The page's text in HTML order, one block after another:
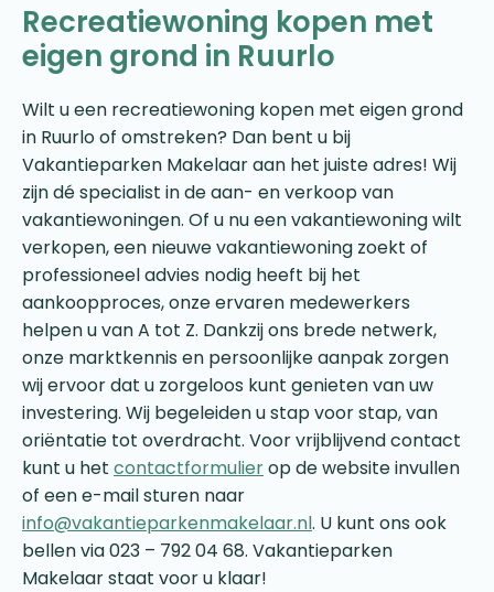
Recreatiewoning kopen met
eigen grond in Ruurlo
Wilt u een recreatiewoning kopen met eigen grond
in Ruurlo of omstreken? Dan bent u bij
Vakantieparken Makelaar aan het juiste adres! Wij
zijn dé specialist in de aan- en verkoop van
vakantiewoningen. Of u nu een vakantiewoning wilt
verkopen, een nieuwe vakantiewoning zoekt of
professioneel advies nodig heeft bij het
aankoopproces, onze ervaren medewerkers
helpen u van A tot Z. Dankzij ons brede netwerk,
onze marktkennis en persoonlijke aanpak zorgen
wij ervoor dat u zorgeloos kunt genieten van uw
investering. Wij begeleiden u stap voor stap, van
oriëntatie tot overdracht. Voor vrijblijvend contact
kunt u het contactformulierop de website invullen
of een e-mail sturen naar
info@vakantieparkenmakelaar.nl. U kunt ons ook
bellen via 023 – 792 04 68. Vakantieparken
Makelaar staat voor u klaar!